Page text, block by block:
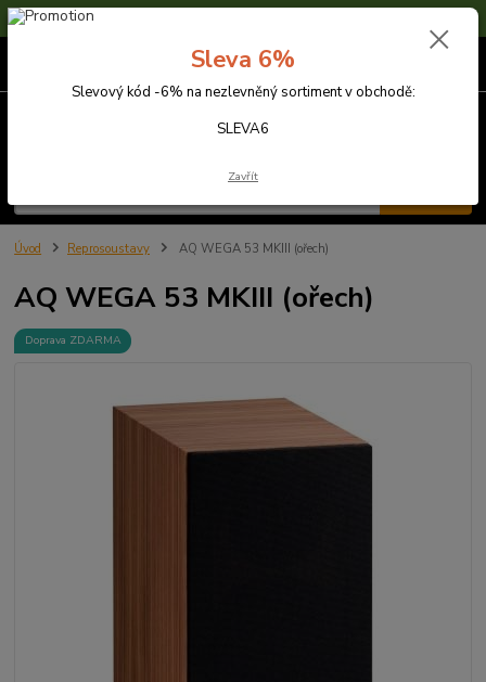
Sleva 6% na nezlevněné zboží s kódem SLEVA6
Úvod Reprosoustavy AQ WEGA 53 MKIII (ořech)
AQ WEGA 53 MKIII (ořech)
Doprava ZDARMA
Sleva 6%
Slevový kód -6% na nezlevněný sortiment v obchodě:
SLEVA6
Zavřít